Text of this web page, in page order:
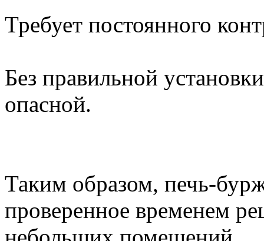
Требует постоянного
Без правильной
опасной.
Таким образом, печь-
проверенное временем